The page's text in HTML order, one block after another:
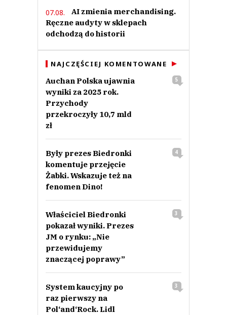
07.08.
AI zmienia merchandising.
Ręczne audyty w sklepach
odchodzą do historii
NAJCZĘŚCIEJ KOMENTOWANE
Auchan Polska ujawnia
wyniki za 2025 rok.
Przychody
przekroczyły 10,7 mld
zł
5
Były prezes Biedronki
komentuje przejęcie
Żabki. Wskazuje też na
fenomen Dino!
4
Właściciel Biedronki
pokazał wyniki. Prezes
JM o rynku: „Nie
przewidujemy
znaczącej poprawy”
3
System kaucyjny po
raz pierwszy na
Pol‘and‘Rock. Lidl
3